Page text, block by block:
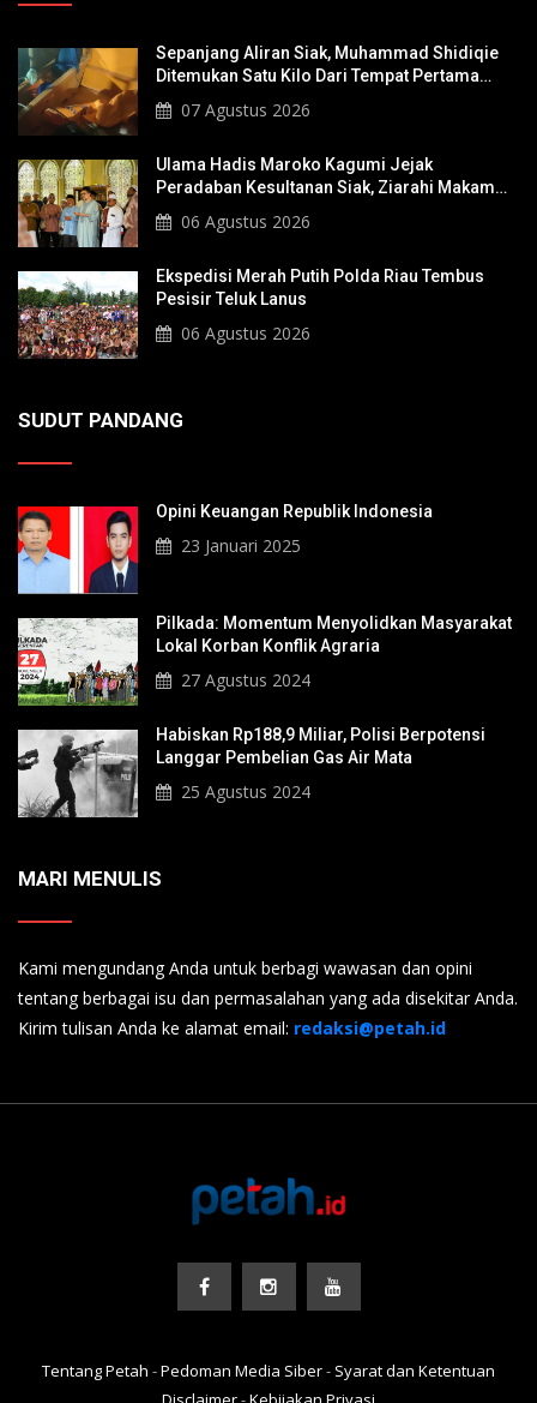
Sepanjang Aliran Siak, Muhammad Shidiqie
Ditemukan Satu Kilo Dari Tempat Pertama
Tenggelam
07 Agustus 2026
Ulama Hadis Maroko Kagumi Jejak
Peradaban Kesultanan Siak, Ziarahi Makam
Sultan Hingga Pendiri Pekanbaru
06 Agustus 2026
Ekspedisi Merah Putih Polda Riau Tembus
Pesisir Teluk Lanus
06 Agustus 2026
SUDUT PANDANG
Opini Keuangan Republik Indonesia
23 Januari 2025
Pilkada: Momentum Menyolidkan Masyarakat
Lokal Korban Konflik Agraria
27 Agustus 2024
Habiskan Rp188,9 Miliar, Polisi Berpotensi
Langgar Pembelian Gas Air Mata
25 Agustus 2024
MARI MENULIS
Kami mengundang Anda untuk berbagi wawasan dan opini
tentang berbagai isu dan permasalahan yang ada disekitar Anda.
Kirim tulisan Anda ke alamat email: redaksi@petah.id
Tentang Petah -Pedoman Media Siber- Syarat dan Ketentuan